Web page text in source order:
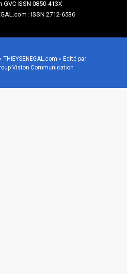
ISSN 0850-413X
: ISSN 2712-6536
» Edité par
Vision Communication